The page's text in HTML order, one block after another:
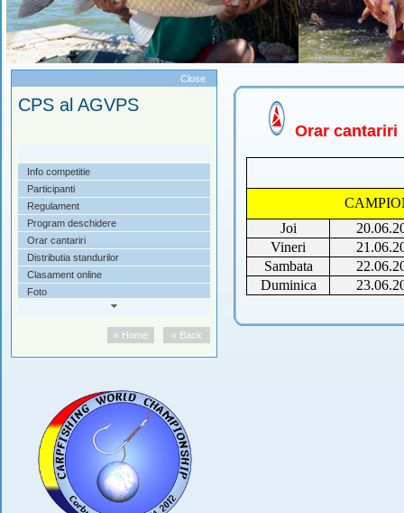
Close
CPS al AGVPS
Info competitie
Participanti
Regulament
Program deschidere
Orar cantariri
Distributia standurilor
Clasament online
Foto
« Back
« Home
Orar cantariri
Joi
Vineri
Sambata
Duminica